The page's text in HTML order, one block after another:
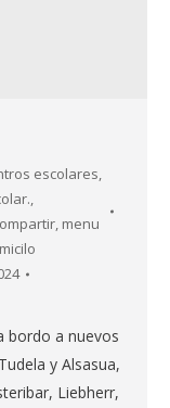
escolares,
,
, menu
bordo a nuevos
y Alsasua,
Liebherr,